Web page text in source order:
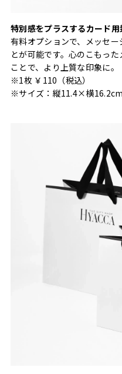
特別感をプラスするカード用
有料オプションで、メッセ
とが可能です。心のこもっ
ことで、より上質な印象に。
※1枚 ￥110（税込）
※サイズ：縦11.4×横16.2cm